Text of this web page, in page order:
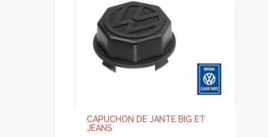
CAPUCHON DE JANTE BIG ET
JEANS